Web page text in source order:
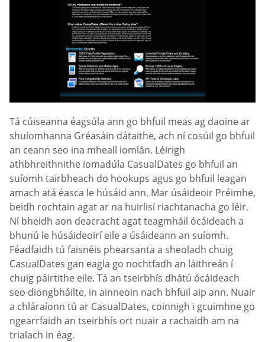
Tá cúiseanna éagsúla ann go bhfuil meas ag daoine ar
shuíomhanna Gréasáin dátaithe, ach ní cosúil go bhfuil
an ceann seo ina mheall iomlán. Léirigh
athbhreithnithe iomadúla СasualDates go bhfuil an
suíomh tairbheach do hookups agus go bhfuil leagan
amach atá éasca le húsáid ann. Mar úsáideoir Préimhe,
beidh rochtain agat ar na huirlisí riachtanacha go léir.
Ní bheidh aon deacracht agat teagmháil ócáideach a
bhunú le húsáideoirí eile a úsáideann an suíomh.
Féadfaidh tú faisnéis phearsanta a sheoladh chuig
СasualDates gan eagla go nochtfadh an láithreán í
chuig páirtithe eile. Tá an tseirbhís dhátú ócáideach
seo diongbháilte, in ainneoin nach bhfuil aip ann. Nuair
a chláraíonn tú ar СasualDates, coinnigh i gcuimhne go
ngearrfaidh an tseirbhís ort nuair a rachaidh am na
trialach in éag.